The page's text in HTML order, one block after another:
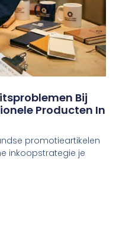
Bij
Producten In
promotieartikelen
inkoopstrategie je